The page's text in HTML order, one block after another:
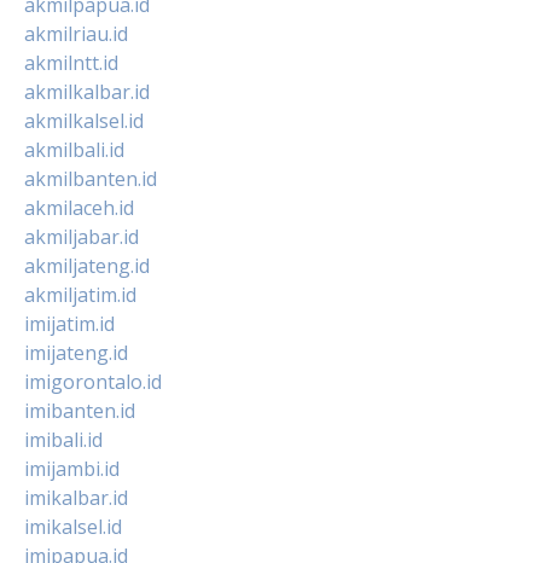
akmilriau.id
akmilntt.id
akmilkalbar.id
akmilkalsel.id
akmilbali.id
akmilbanten.id
akmilaceh.id
akmiljabar.id
akmiljateng.id
akmiljatim.id
imijatim.id
imijateng.id
imigorontalo.id
imibanten.id
imibali.id
imijambi.id
imikalbar.id
imikalsel.id
imipapua.id